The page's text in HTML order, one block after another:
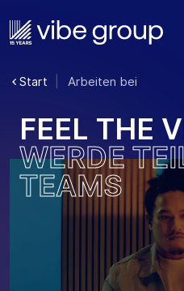
Start Arbeiten bei
FEEL THE V
WERDE TEI
TEAMS